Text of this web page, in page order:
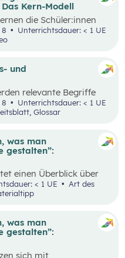
Kern-Modell
die Schüler:innen
auftreten, authentisch
Menschen von sich
8
Unterrichtsdauer: < 1 UE
und
relevante Begriffe
und Berufsorientierung“
es Arbeitsblätter zu
8
Unterrichtsdauer: < 1 UE
Glossar
was man
gestalten”:
einen Überblick über
die Lerntrecke “Halten,
gestalten” für
< 1 UE
was man
gestalten”:
sich mit